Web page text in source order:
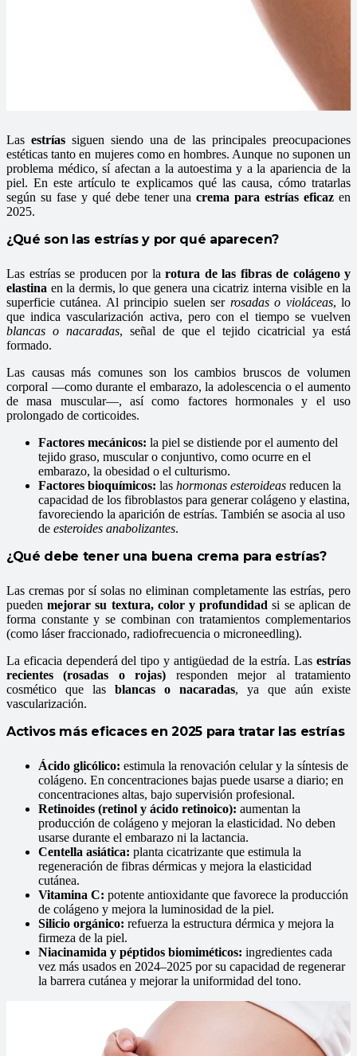
Las estríassiguen siendo una de las principales preocupaciones
estéticas tanto en mujeres como en hombres. Aunque no suponen un
problema médico, sí afectan a la autoestima y a la apariencia de la
piel. En este artículo te explicamos qué las causa, cómo tratarlas
según su fase y qué debe tener unacrema para estrías eficaz en
2025.
¿Qué son las estrías y por qué aparecen?
Las estrías se producen por la rotura de las fibras de colágeno y
elastina en la dermis, lo que genera una cicatriz interna visible en la
superficie cutánea. Al principio suelen ser rosadas o violáceas, lo
que indica vascularización activa, pero con el tiempo se vuelven
blancas o nacaradas, señal de que el tejido cicatricial ya está
formado.
Las causas más comunes son los cambios bruscos de volumen
corporal —como durante el embarazo, la adolescencia o el aumento
de masa muscular—, así como factores hormonales y el uso
prolongado de corticoides.
Factores mecánicos: la piel se distiende por el aumento del
tejido graso, muscular o conjuntivo, como ocurre en el
embarazo, la obesidad o el culturismo.
Factores bioquímicos: las hormonas esteroideas reducen la
capacidad de los fibroblastos para generar colágeno y elastina,
favoreciendo la aparición de estrías. También se asocia al uso
de esteroides anabolizantes.
¿Qué debe tener una buena crema para estrías?
Las cremas por sí solas no eliminan completamente las estrías, pero
puedenmejorar su textura, color y profundidad si se aplican de
forma constante y se combinan con tratamientos complementarios
(como láser fraccionado, radiofrecuencia o microneedling).
La eficacia dependerá del tipo y antigüedad de la estría. Las estrías
recientes (rosadas o rojas) responden mejor al tratamiento
cosmético que las blancas o nacaradas, ya que aún existe
vascularización.
Activos más eficaces en 2025 para tratar las estrías
Ácido glicólico: estimula la renovación celular y la síntesis de
colágeno. En concentraciones bajas puede usarse a diario; en
concentraciones altas, bajo supervisión profesional.
Retinoides (retinol y ácido retinoico): aumentan la
producción de colágeno y mejoran la elasticidad. No deben
usarse durante el embarazo ni la lactancia.
Centella asiática: planta cicatrizante que estimula la
regeneración de fibras dérmicas y mejora la elasticidad
cutánea.
Vitamina C: potente antioxidante que favorece la producción
de colágeno y mejora la luminosidad de la piel.
Silicio orgánico: refuerza la estructura dérmica y mejora la
firmeza de la piel.
Niacinamida y péptidos biomiméticos: ingredientes cada
vez más usados en 2024–2025 por su capacidad de regenerar
la barrera cutánea y mejorar la uniformidad del tono.